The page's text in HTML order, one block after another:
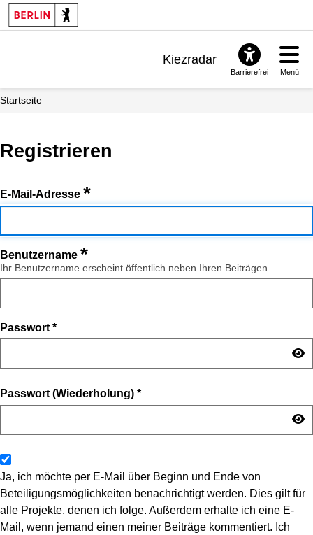
Kiezradar
Barrierefrei Menü
Startseite
Registrieren
E-Mail-Adresse *
Benutzername *
Ihr Benutzername erscheint öffentlich neben Ihren Beiträgen.
Passwort *
Passwort (Wiederholung) *
Ja, ich möchte per E-Mail über Beginn und Ende von
Beteiligungsmöglichkeiten benachrichtigt werden. Dies gilt für
alle Projekte, denen ich folge. Außerdem erhalte ich eine E-
Mail, wenn jemand einen meiner Beiträge kommentiert. Ich